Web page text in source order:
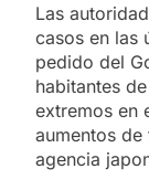
Las
casos en las
pedido del
habitantes
extremos en
aumentos
agencia